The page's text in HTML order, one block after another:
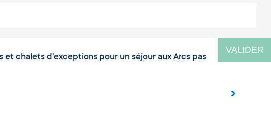
VALIDER
chalets d'exceptions pour un séjour aux Arcs pas